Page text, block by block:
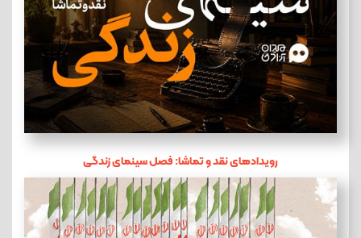
رویدادهای نقد و تماشا: فصل سینمای زندگی